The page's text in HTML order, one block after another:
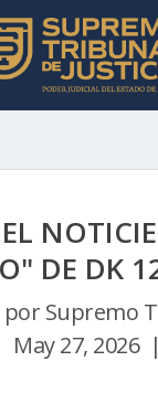
DE DK
porSupremo
May 27, 2026